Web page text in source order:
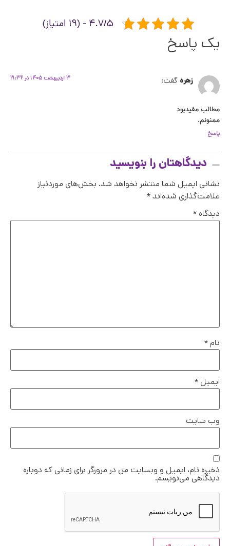
۴.۷/۵ - (۱۹ امتیاز)
یک پاسخ
زهره گفت: ۳ اردیبهشت ۱۴۰۵ در ۲۱:۳۲
مطالب مفیدبود
ممنونم.
پاسخ
دیدگاهتان را بنویسید
نشانی ایمیل شما منتشر نخواهد شد. بخش‌های موردنیاز
علامت‌گذاری شده‌اند*
دیدگاه *
نام *
ایمیل *
وب‌ سایت
ذخیره نام، ایمیل و وبسایت من در مرورگر برای زمانی که دوباره
دیدگاهی می‌نویسم.